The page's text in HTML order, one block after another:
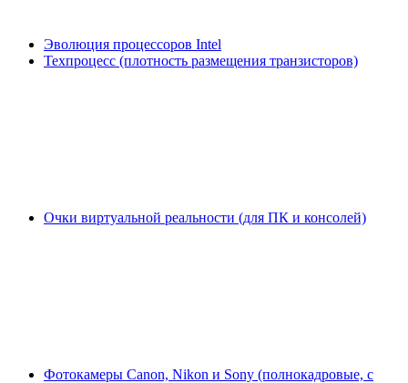
Эволюция процессоров Intel
Техпроцесс (плотность размещения транзисторов)
Очки виртуальной реальности (для ПК и консолей)
Фотокамеры Canon, Nikon и Sony (полнокадровые, с